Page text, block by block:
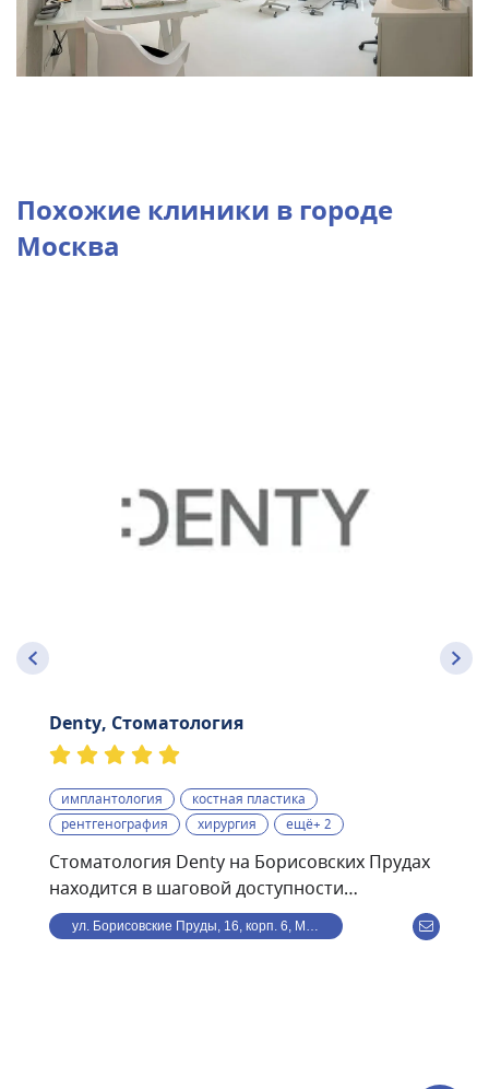
Похожие клиники в городе
Москва
Denty, Стоматология
имплантология
костная пластика
рентгенография
хирургия ещё+ 2
Стоматология Denty на Борисовских Прудах
находится в шаговой доступности
от станции метро
Борисово.Стоматологическая клиника Denty
ул. Борисовские Пруды, 16, корп. 6, Москва, Россия